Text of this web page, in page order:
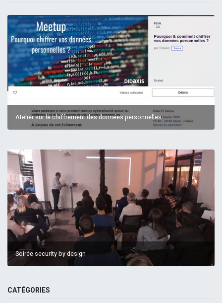
Atelier sur le chiffrement des données personnelles
Soirée security by design
CATÉGORIES